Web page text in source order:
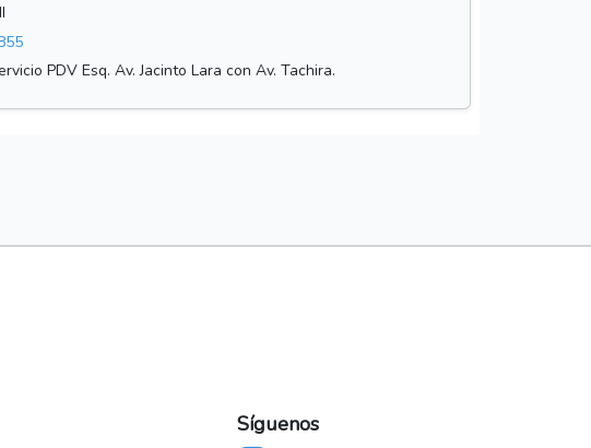
PDV Esq. Av. Jacinto Lara con Av. Tachira.
Síguenos